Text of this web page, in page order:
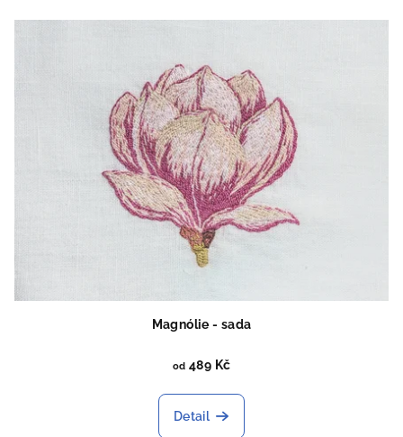
Magnólie - sada
od 489 Kč
Detail